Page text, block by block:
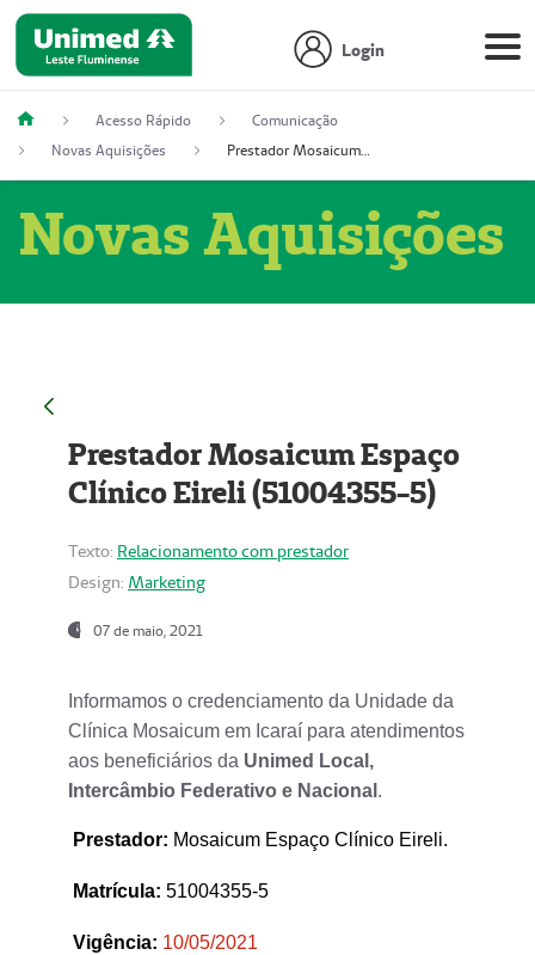
Login
Acesso Rápido
Comunicação
Novas Aquisições
Prestador Mosaicum Espaço Clínico Eireli (51004355-5)
Novas Aquisições
Prestador Mosaicum Espaço
Clínico Eireli (51004355-5)
Texto: Relacionamento com prestador
Design: Marketing
07 de maio, 2021
Informamos o credenciamento da Unidade da
Clínica Mosaicum em Icaraí para atendimentos
aos beneficiários da Unimed Local,
Intercâmbio Federativo e Nacional .
Prestador: Mosaicum Espaço Clínico Eireli.
Matrícula: 51004355-5
Vigência: 10/05/2021